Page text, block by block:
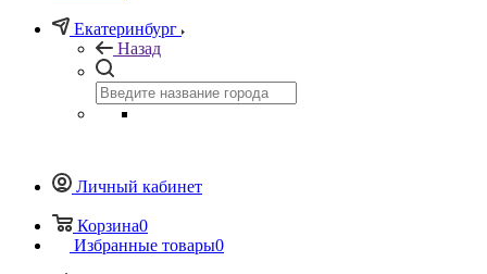
Екатеринбург
Назад
Личный кабинет
Корзина0
Избранные товары0